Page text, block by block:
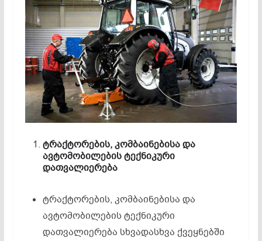
ტრაქტორების,კომბაინებისადა
ავტომობილებისტექნიკური
დათვალიერება
ტრაქტორების, კომბაინებისა და
ავტომობილების ტექნიკური
დათვალიერება სხვადასხვა ქვეყნებში